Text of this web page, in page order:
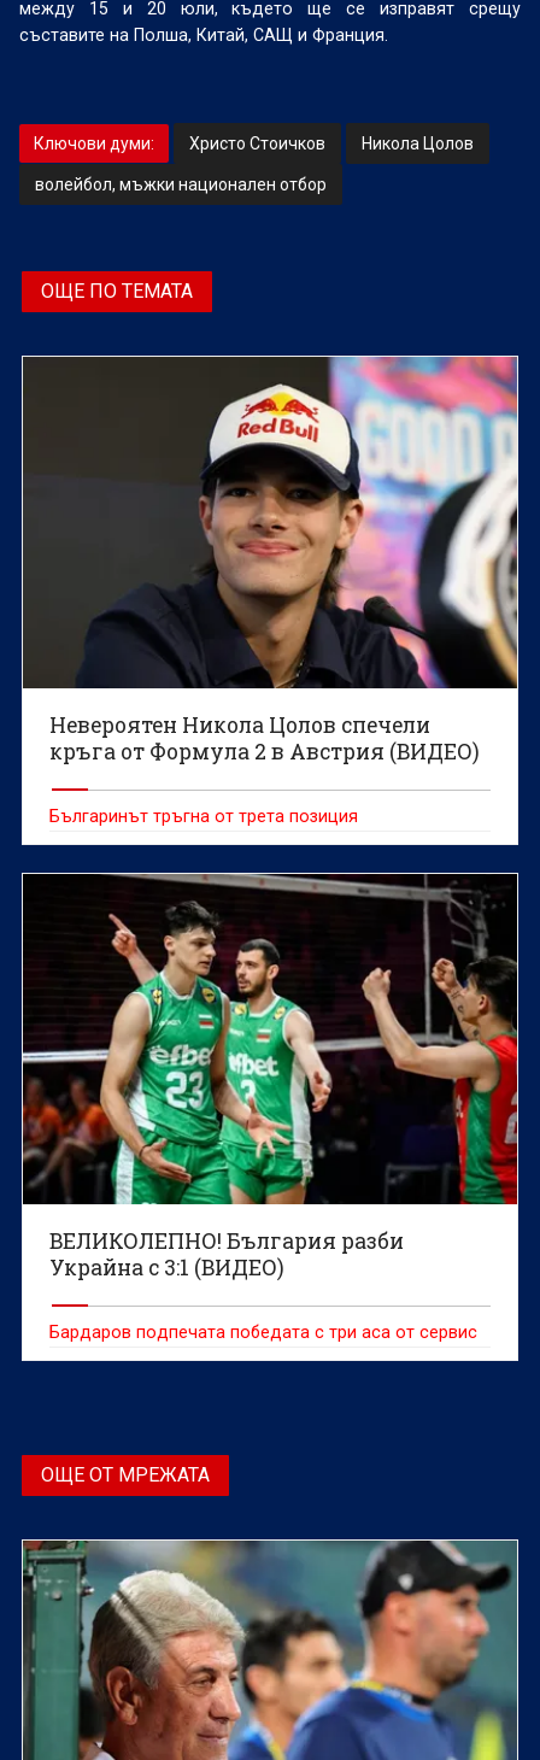
между 15 и 20 юли, където ще се изправят срещу
съставите на Полша, Китай, САЩ и Франция.
Ключови думи: Христо Стоичков Никола Цолов
волейбол, мъжки национален отбор
ОЩЕ ПО ТЕМАТА
Невероятен Никола Цолов спечели
кръга от Формула 2 в Австрия (ВИДЕО)
Българинът тръгна от трета позиция
ВЕЛИКОЛЕПНО! България разби
Украйна с 3:1 (ВИДЕО)
Бардаров подпечата победата с три аса от сервис
ОЩЕ ОТ МРЕЖАТА